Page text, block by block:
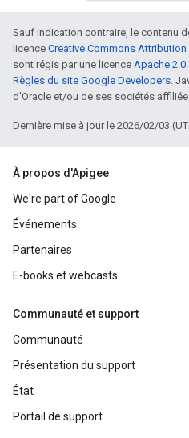
Sauf indication contraire, le contenu
licence Creative Commons Attribution
sont régis par une licence Apache 2.0
Règles du site Google Developers.
d'Oracle et/ou de ses sociétés
Dernière mise à jour le 2026/02/03
À propos d'Apigee
We're part of Google
Événements
Partenaires
E-books et webcasts
Communauté et support
Communauté
Présentation du support
État
Portail de support